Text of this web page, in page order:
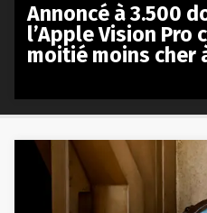
Annoncé à 3.500
l’Apple Vision Pro
moitié moins cher